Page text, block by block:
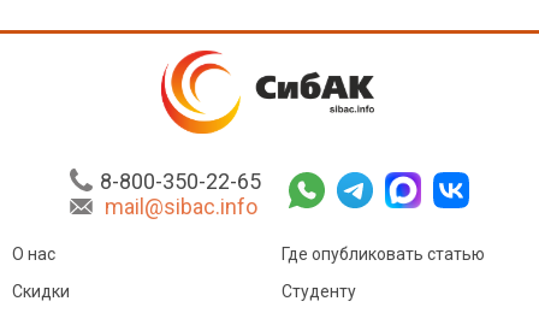
8-800-350-22-65
mail@sibac.info
О нас
Скидки
Где опубликовать статью
Студенту